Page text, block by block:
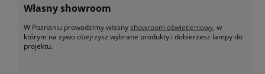
Własny showroom
W Poznaniu prowadzimy własnyshowroom oświetleniowy, w
którym na żywo obejrzysz wybrane produkty i dobierzesz lampy do
projektu.